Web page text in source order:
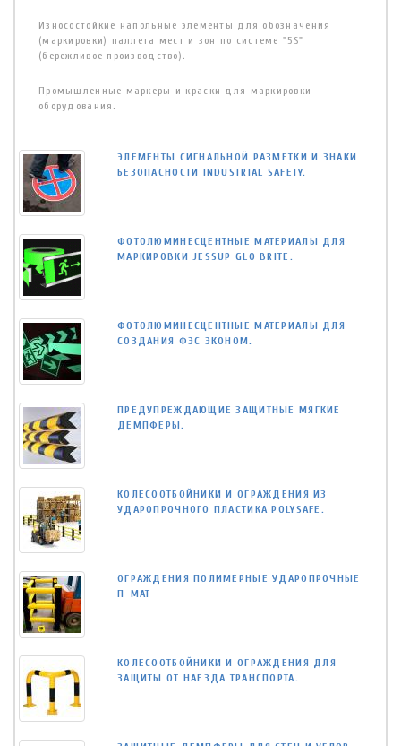
Износостойкие напольные элементы для обозначения
(маркировки) паллета мест и зон по системе "5S"
(бережливое производство).
Промышленные маркеры и краски для маркировки
оборудования.
ЭЛЕМЕНТЫ СИГНАЛЬНОЙ РАЗМЕТКИ И ЗНАКИ
БЕЗОПАСНОСТИ INDUSTRIAL SAFETY.
ФОТОЛЮМИНЕСЦЕНТНЫЕ МАТЕРИАЛЫ ДЛЯ
МАРКИРОВКИ JESSUP GLO BRITE.
ФОТОЛЮМИНЕСЦЕНТНЫЕ МАТЕРИАЛЫ ДЛЯ
СОЗДАНИЯ ФЭС ЭКОНОМ.
ПРЕДУПРЕЖДАЮЩИЕ ЗАЩИТНЫЕ МЯГКИЕ
ДЕМПФЕРЫ.
КОЛЕСООТБОЙНИКИ И ОГРАЖДЕНИЯ ИЗ
УДАРОПРОЧНОГО ПЛАСТИКА POLYSAFE.
ОГРАЖДЕНИЯ ПОЛИМЕРНЫЕ УДАРОПРОЧНЫЕ
П-МАТ
КОЛЕСООТБОЙНИКИ И ОГРАЖДЕНИЯ ДЛЯ
ЗАЩИТЫ ОТ НАЕЗДА ТРАНСПОРТА.